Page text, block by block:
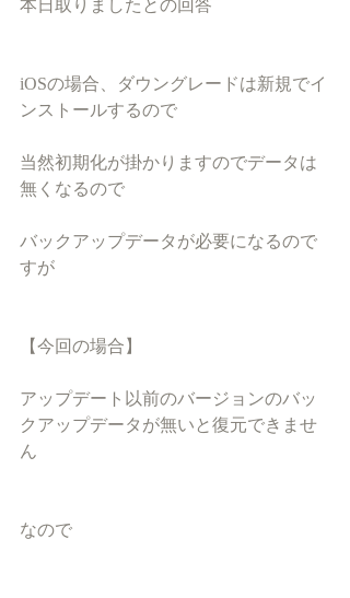
本日取りましたとの回答
iOSの場合、ダウングレードは新規でイ
ンストールするので
当然初期化が掛かりますのでデータは
無くなるので
バックアップデータが必要になるので
すが
【今回の場合】
アップデート以前のバージョンのバッ
クアップデータが無いと復元できませ
ん
なので